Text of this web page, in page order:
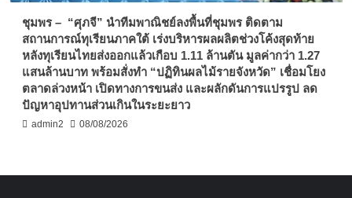
ชุมพร – “ศุภจี” นำทีมพาณิชย์ลงพื้นที่ชุมพร ติดตาม
สถานการณ์ทุเรียนภาคใต้ เร่งบริหารผลผลิตช่วงโค้งสุดท้าย
หลังทุเรียนไทยส่งออกแล้วเกือบ 1.11 ล้านตัน มูลค่ากว่า 1.27
แสนล้านบาท พร้อมสั่งทำ “ปฏิทินผลไม้รายจังหวัด” เชื่อมโยง
ตลาดล่วงหน้า เปิดทางการขนส่ง และผลักดันการแปรรูป ลด
ปัญหาอุปทานส่วนเกินในระยะยาว
admin2 08/08/2026